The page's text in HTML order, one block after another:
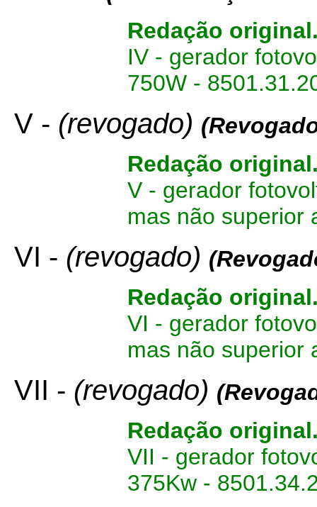
Redação
IV - gerador
750W -
V - (revogado) (
Redação
V - gerador
mas não superior
VI - (revogado)
Redação
VI - gerador
mas não superior
VII - (revogado)
Redação
VII - gerador
375Kw -